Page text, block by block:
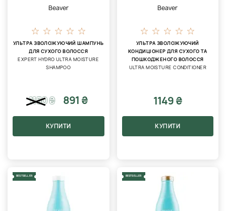
Beaver
УЛЬТРА ЗВОЛОЖУЮЧИЙ ШАМПУНЬ
ДЛЯ СУХОГО ВОЛОССЯ
EXPERT HYDRO ULTRA MOISTURE
SHAMPOO
1150₴ 891 ₴
КУПИТИ
Beaver
УЛЬТРА ЗВОЛОЖУЮЧИЙ
КОНДИЦІОНЕР ДЛЯ СУХОГО ТА
ПОШКОДЖЕНОГО ВОЛОССЯ
ULTRA MOISTURE CONDITIONER
1149 ₴
КУПИТИ
BESTSELLER BESTSELLER